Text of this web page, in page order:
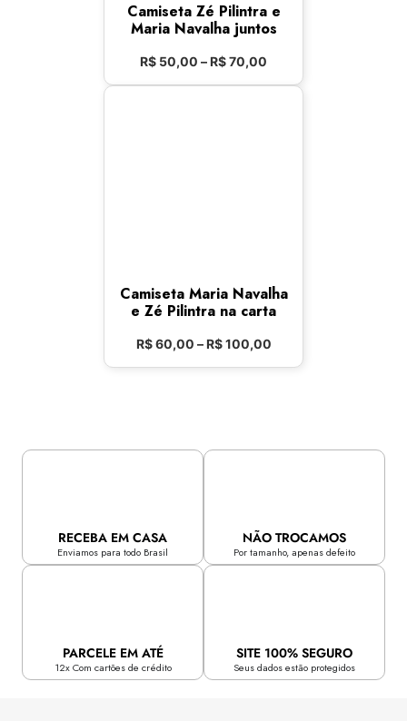
Camiseta Zé Pilintra e
Maria Navalha juntos
R$ 50,00 –R$70,00
Camiseta Maria Navalha
e Zé Pilintra na carta
R$60,00 – R$100,00
RECEBA EM CASA
Enviamos para todo Brasil
NÃO TROCAMOS
Por tamanho, apenas defeito
PARCELE EM ATÉ
12x Com cartões de crédito
SITE 100% SEGURO
Seus dados estão protegidos